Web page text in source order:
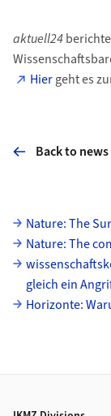
aktuell24
Hiergeht es
Back to
Subpages
Nature: The
Nature: The
gleich ein
Horizonte: